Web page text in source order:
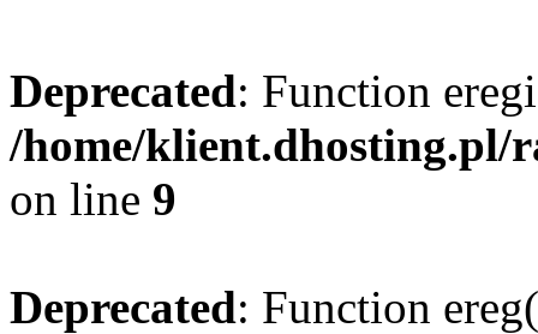
Deprecated: Function
/home/klient.dhosting.pl/
on line 9
Deprecated: Function